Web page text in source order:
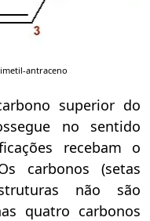
antraceno
superior do
no sentido
recebam o
carbonos (setas
não são
quatro carbonos